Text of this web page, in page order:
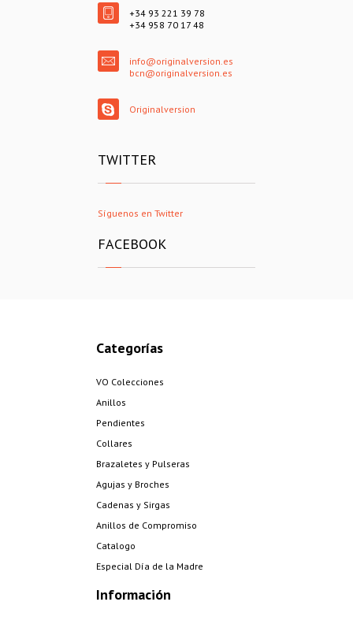
+34 93 221 39 78
+34 958 70 17 48
info@originalversion.es
bcn@originalversion.es
Originalversion
TWITTER
Síguenos en Twitter
FACEBOOK
Categorías
VO Colecciones
Anillos
Pendientes
Collares
Brazaletes y Pulseras
Agujas y Broches
Cadenas y Sirgas
Anillos de Compromiso
Catalogo
Especial Día de la Madre
Información